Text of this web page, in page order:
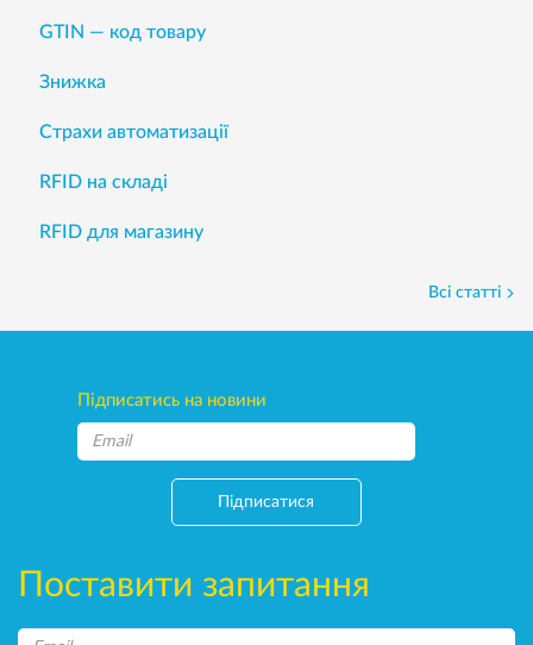
GTIN — код товару
Знижка
Страхи автоматизації
RFID на складі
RFID для магазину
Всі статті
Підписатись на новини
Підписатися
Поставити запитання